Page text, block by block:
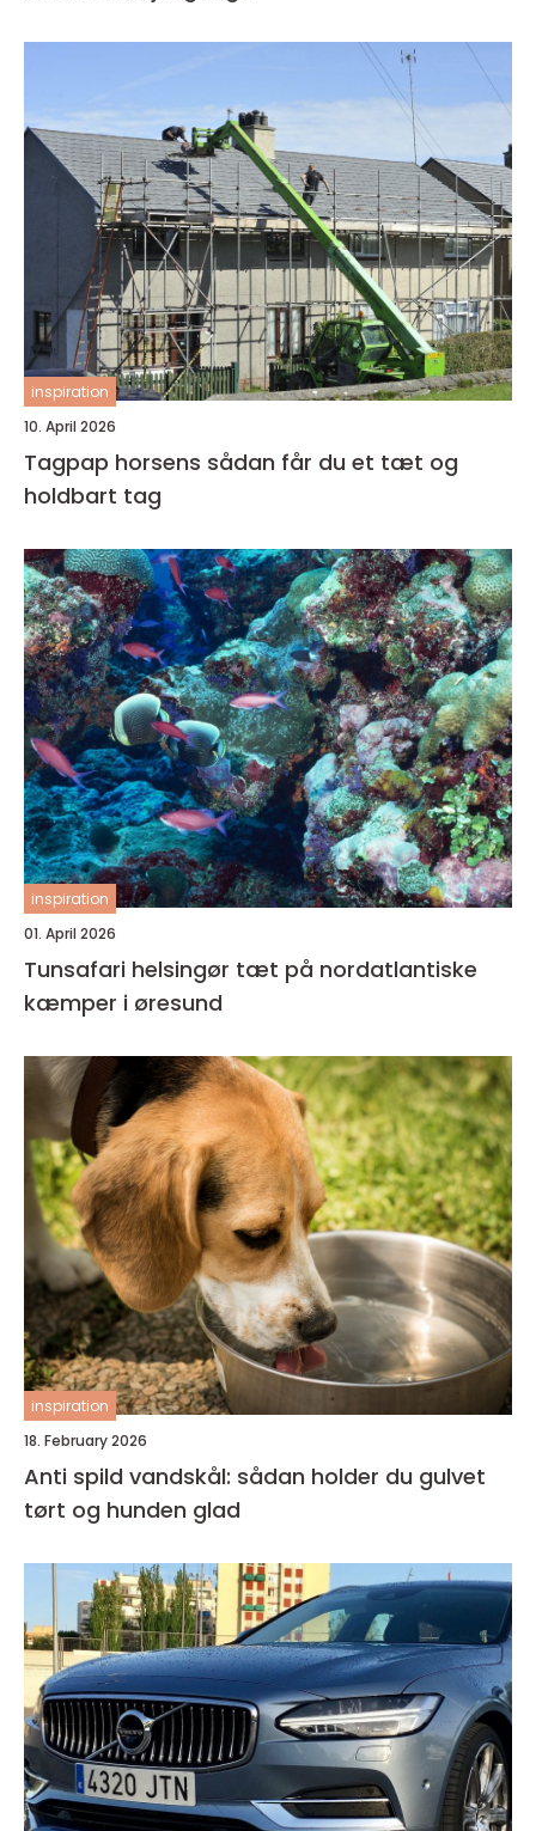
inspiration
10. April 2026
Tagpap horsens sådan får du et tæt og
holdbart tag
inspiration
01. April 2026
Tunsafari helsingør tæt på nordatlantiske
kæmper i øresund
inspiration
18. February 2026
Anti spild vandskål: sådan holder du gulvet
tørt og hunden glad